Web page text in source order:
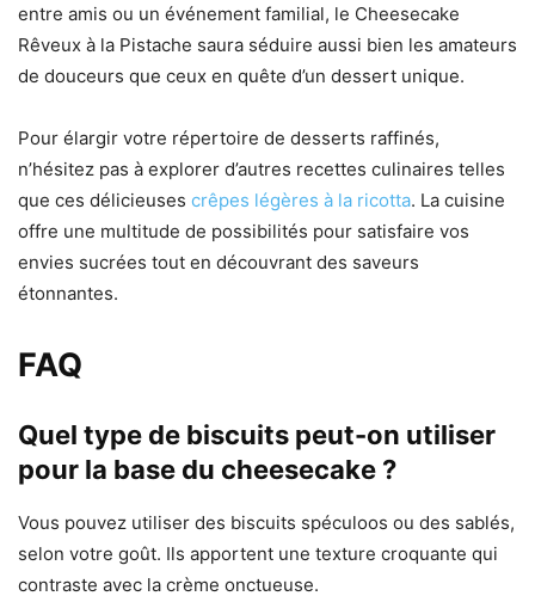
entre amis ou un événement familial, le Cheesecake
Rêveux à la Pistache saura séduire aussi bien les amateurs
de douceurs que ceux en quête d’un dessert unique.
Pour élargir votre répertoire de desserts raffinés,
n’hésitez pas à explorer d’autres recettes culinaires telles
que ces délicieuses crêpes légères à la ricotta. La cuisine
offre une multitude de possibilités pour satisfaire vos
envies sucrées tout en découvrant des saveurs
étonnantes.
FAQ
Quel type de biscuits peut-on utiliser
pour la base du cheesecake ?
Vous pouvez utiliser des biscuits spéculoos ou des sablés,
selon votre goût. Ils apportent une texture croquante qui
contraste avec la crème onctueuse.